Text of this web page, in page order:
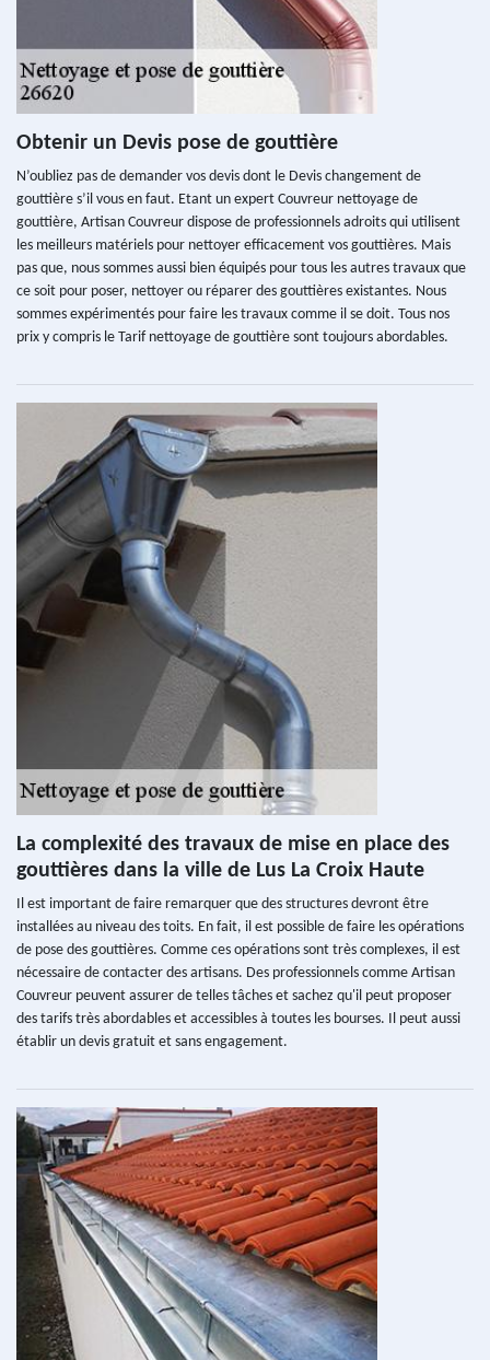
Obtenir un Devis pose de gouttière
N’oubliez pas de demander vos devis dont le Devis changement de
gouttière s’il vous en faut. Etant un expert Couvreur nettoyage de
gouttière, Artisan Couvreur dispose de professionnels adroits qui utilisent
les meilleurs matériels pour nettoyer efficacement vos gouttières. Mais
pas que, nous sommes aussi bien équipés pour tous les autres travaux que
ce soit pour poser, nettoyer ou réparer des gouttières existantes. Nous
sommes expérimentés pour faire les travaux comme il se doit. Tous nos
prix y compris le Tarif nettoyage de gouttière sont toujours abordables.
La complexité des travaux de mise en place des
gouttières dans la ville de Lus La Croix Haute
Il est important de faire remarquer que des structures devront être
installées au niveau des toits. En fait, il est possible de faire les opérations
de pose des gouttières. Comme ces opérations sont très complexes, il est
nécessaire de contacter des artisans. Des professionnels comme Artisan
Couvreur peuvent assurer de telles tâches et sachez qu'il peut proposer
des tarifs très abordables et accessibles à toutes les bourses. Il peut aussi
établir un devis gratuit et sans engagement.